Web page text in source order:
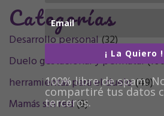
Categorías
Desarrollo personal(32)
Duelo gestacional y perinatal
herramientas para el duelo(49)
Mamás sin red(8)
¡ La Quiero !
100% libre de spam.
compartiré tus datos
terceros.